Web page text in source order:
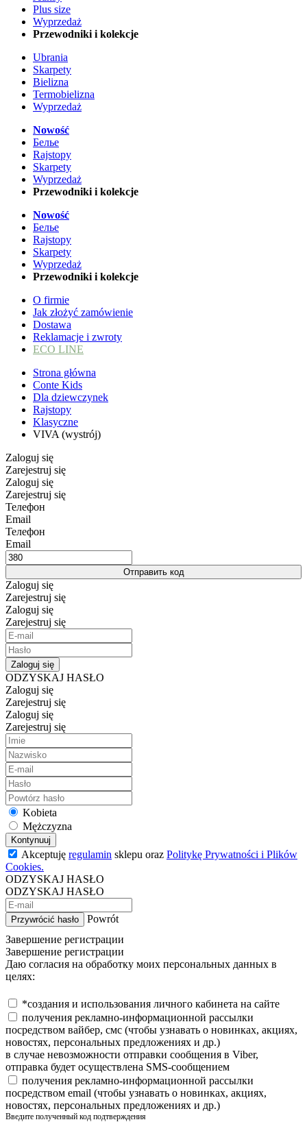
Plus size
Wyprzedaż
Przewodniki i kolekcje
Ubrania
Skarpety
Bielizna
Termobielizna
Wyprzedaż
Nowość
Белье
Rajstopy
Skarpety
Wyprzedaż
Przewodniki i kolekcje
Nowość
Белье
Rajstopy
Skarpety
Wyprzedaż
Przewodniki i kolekcje
O firmie
Jak złożyć zamówienie
Dostawa
Reklamacje i zwroty
ECO LINE
Strona główna
Conte Kids
Dla dziewczynek
Rajstopy
Klasyczne
VIVA (wystrój)
Zaloguj się
Zarejestruj się
Zaloguj się
Zarejestruj się
Телефон
Email
Телефон
Email
Отправить код
Zaloguj się
Zarejestruj się
Zaloguj się
Zarejestruj się
Zaloguj się
ODZYSKAJ HASŁO
Zaloguj się
Zarejestruj się
Zaloguj się
Zarejestruj się
Kobieta
Mężczyzna
Kontynuuj
Akceptuję regulamin sklepu oraz Politykę Prywatności i Plików
Cookies.
ODZYSKAJ HASŁO
ODZYSKAJ HASŁO
Przywrócić hasło
Powrót
Завершение регистрации
Завершение регистрации
Даю согласия на обработку моих персональных данных в
целях:
*создания и использования личного кабинета на сайте
получения рекламно-информационной рассылки
посредством вайбер, смс (чтобы узнавать о новинках, акциях,
новостях, персональных предложениях и др.)
в случае невозможности отправки сообщения в Viber,
отправка будет осуществлена SMS-сообщением
получения рекламно-информационной рассылки
посредством email (чтобы узнавать о новинках, акциях,
новостях, персональных предложениях и др.)
Введите полученный код подтверждения